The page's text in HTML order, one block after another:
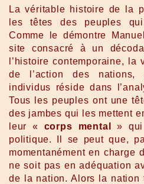
La véritable histoire de la
les têtes des peuples
Comme le démontre
site consacré à un
l’histoire contemporaine, la
de l’action des
individus réside dans
Tous les peuples ont une
des jambes qui les mettent
leur « corps mental
»
politique. Il se peut que,
momentanément en charge
ne soit pas en adéquation
de la nation. Alors la nation